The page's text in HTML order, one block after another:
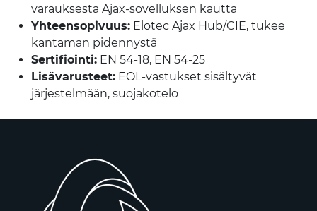
varauksesta Ajax-sovelluksen kautta
Yhteensopivuus: Elotec Ajax Hub/CIE, tukee
kantaman pidennystä
Sertifiointi: EN 54-18, EN 54-25
Lisävarusteet: EOL-vastukset sisältyvät
järjestelmään, suojakotelo